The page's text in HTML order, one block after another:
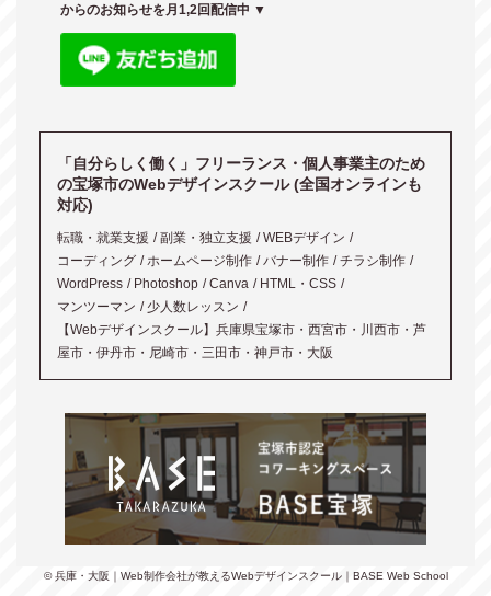
からのお知らせを月1,2回配信中 ▼
「自分らしく働く」フリーランス・個人事業主のため
の宝塚市のWebデザインスクール (全国オンラインも
対応)
転職・就業支援 副業・独立支援
WEBデザイン
コーディング
ホームページ制作 バナー制作
チラシ制作
WordPress
Photoshop Canva
HTML・CSS
マンツーマン
少人数レッスン
【Webデザインスクール】兵庫県宝塚市・西宮市・川西市・芦
屋市・伊丹市・尼崎市・三田市・神戸市・大阪
© 兵庫・大阪｜Web制作会社が教えるWebデザインスクール｜BASE Web School